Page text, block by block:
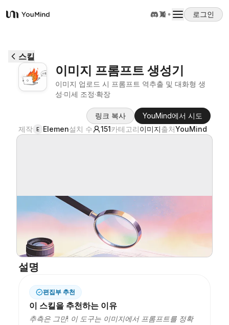
YouMind
로그인
사용 사례
다운로드
블로그
스킬
이미지 프롬프트 생성기
이미지 업로드 시 프롬프트 역추출 및 대화형 생
성·미세 조정·확장
링크 복사
YouMind에서 시도
제작 E Elemen설치 수 151카테고리이미지출처YouMind
설명
편집부 추천
이 스킬을 추천하는 이유
추측은 그만! 이 도구는 이미지에서 프롬프트를 정확